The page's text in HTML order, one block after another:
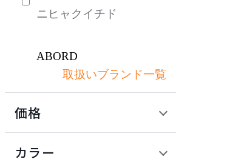
ライト・照明
キッチン家電
ニヒャクイチド
ABORD
アボール
アクメファニチャー
取扱いブランド一覧
価格
カラー